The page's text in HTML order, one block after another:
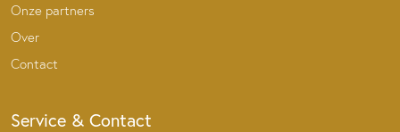
Onze partners
Over
Contact
Service & Contact